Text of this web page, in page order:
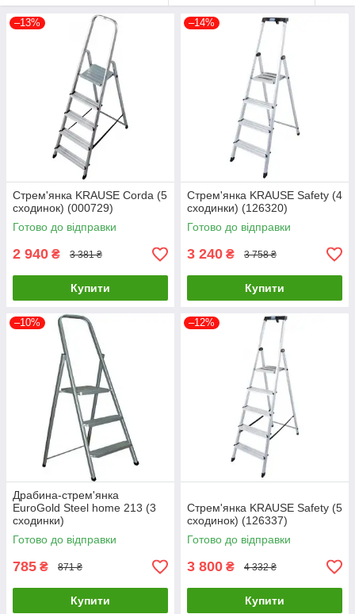
–13%
Стрем'янка KRAUSE Corda (5
сходинок) (000729)
Готово до відправки
2 940 ₴ 3 381 ₴
Купити
–14%
Стрем'янка KRAUSE Safety (4
сходинки) (126320)
Готово до відправки
3 240 ₴ 3 758 ₴
Купити
–10%
Драбина-стрем'янка
EuroGold Steel home 213 (3
сходинки)
Готово до відправки
785 ₴ 871 ₴
Купити
–12%
Стрем'янка KRAUSE Safety (5
сходинок) (126337)
Готово до відправки
3 800 ₴ 4 332 ₴
Купити